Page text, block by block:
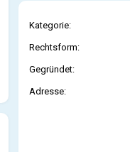
Kategorie:
Rechtsform:
Gegründet:
Adresse: